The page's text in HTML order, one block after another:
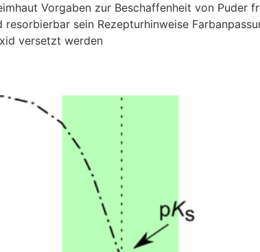
Vorgaben zur Beschaffenheit von Puder
sein Rezepturhinweise
versetzt werden